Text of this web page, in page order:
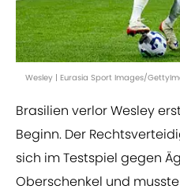
Wesley | Eurasia Sport Images/
Brasilien verlor Wesley
Beginn. Der
sich im Testspiel gegen
Oberschenkel und